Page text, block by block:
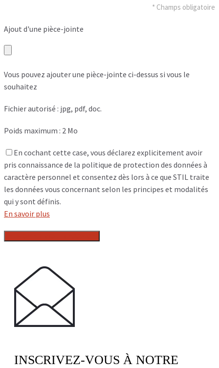
* Champs obligatoire
Ajout d'une pièce-jointe
Vous pouvez ajouter une pièce-jointe ci-dessus si vous le
souhaitez
Fichier autorisé : jpg, pdf, doc.
Poids maximum : 2 Mo
En cochant cette case, vous déclarez explicitement avoir
pris connaissance de la politique de protection des données à
caractère personnel et consentez dès lors à ce que STIL traite
les données vous concernant selon les principes et modalités
qui y sont définis.
En savoir plus
INSCRIVEZ-VOUS À NOTRE